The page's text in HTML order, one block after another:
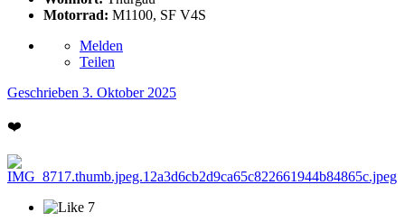
Motorrad: M1100, SF V4S
Melden
Teilen
Geschrieben 3. Oktober 2025
❤️
7